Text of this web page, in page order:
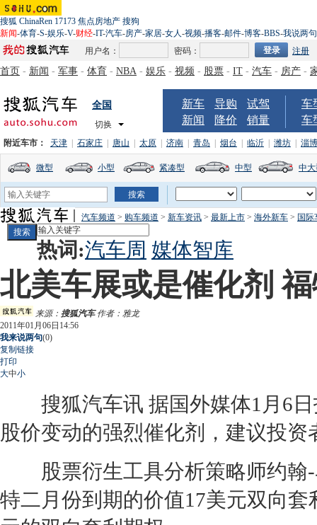
搜狐 ChinaRen 17173 焦点房地产 搜狗
新闻-体育-S-娱乐-V-财经-IT-汽车-房产-家居-女人-视频-播客-邮件-博客-BBS-我说两句
用户名：
密码： 注册
首页 - 新闻 - 军事 - 体育 - NBA - 娱乐 - 视频 - 股票 - IT - 汽车 - 房产 -
全国
切换
新车 导购
试驾
新闻
降价 销量
车
车
附近车市： 天津 石家庄 唐山 太原 济南 青岛 烟台 临沂 潍坊 淄博
微型 小型 紧凑型 中型 中
汽车频道 > 购车频道 > 新车资讯 > 最新上市 > 海外新车 > 国际
热词:汽车周 媒体智库
北美车展或是催化剂
来源： 搜狐汽车作者：雅龙
2011年01月06日14:56
我来说两句(0)
复制链接
打印
大中小
搜狐汽车讯 据国外媒体1月6日
股价变动的强烈催化剂，建议投资
股票衍生工具分析策略师约翰-
特二月份到期的价值17美元双向套